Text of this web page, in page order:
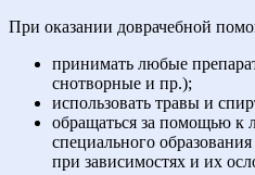
При оказании доврачебной
принимать любые
снотворные и пр.);
использовать травы и
обращаться за помощью
специального
при зависимостях и их